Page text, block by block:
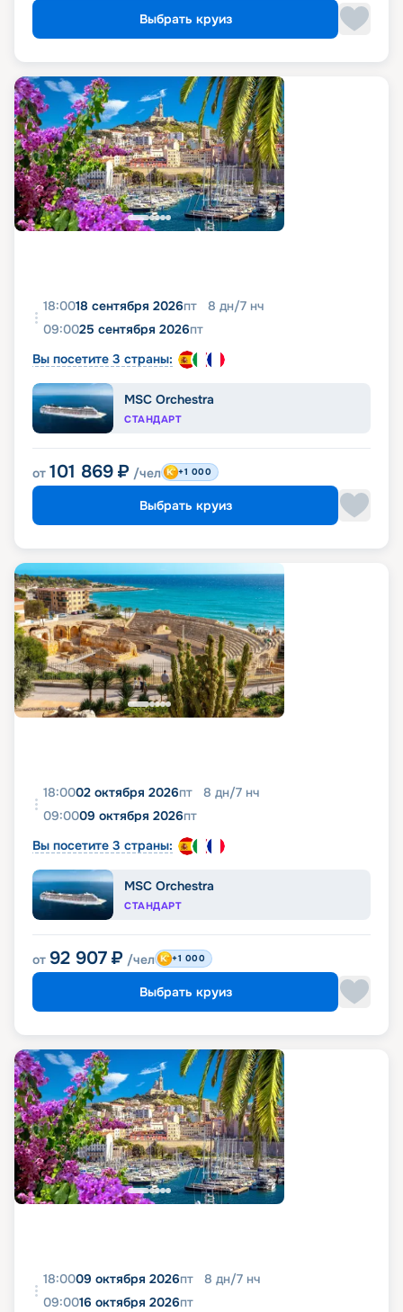
Выбрать круиз
18:0018 сентября 2026пт 8 дн/7 нч
09:0025 сентября 2026пт
Вы посетите 3 страны:
MSC Orchestra
СТАНДАРТ
от 101 869 ₽ /чел +1 000
Выбрать круиз
18:0002 октября 2026пт 8 дн/7 нч
09:0009 октября 2026пт
Вы посетите 3 страны:
MSC Orchestra
СТАНДАРТ
от 92 907 ₽ /чел +1 000
Выбрать круиз
18:0009 октября 2026пт 8 дн/7 нч
09:0016 октября 2026пт